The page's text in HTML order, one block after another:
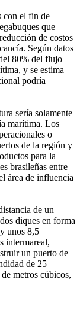
con el fin de
que
de costos
Según datos
80% del flujo
y se estima
podría
sería solamente
marítima. Los
o
de la región y
para la
brasileñas entre
área de influencia
de un
diques en forma
unos 8,5
intermareal,
un puerto de
de 25
metros cúbicos,